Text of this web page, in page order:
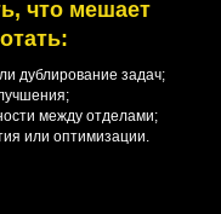
что мешает
дублирование задач;
между отделами;
или оптимизации.